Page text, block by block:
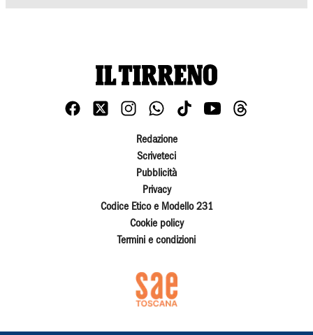
Redazione
Scriveteci
Pubblicità
Privacy
Codice Etico e Modello 231
Cookie policy
Termini e condizioni